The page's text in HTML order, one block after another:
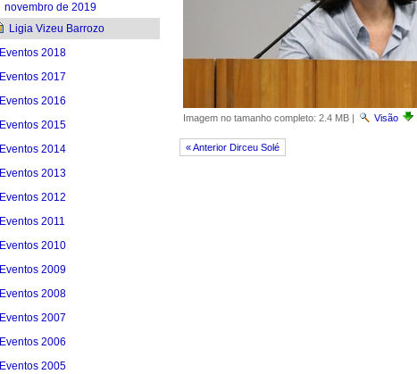
Imagem no tamanho completo: 2.4 MB| Visão
« Anterior Dirceu Solé
novembro de 2019
Ligia Vizeu Barrozo
Eventos 2018
Eventos 2017
Eventos 2016
Eventos 2015
Eventos 2014
Eventos 2013
Eventos 2012
Eventos 2011
Eventos 2010
Eventos 2009
Eventos 2008
Eventos 2007
Eventos 2006
Eventos 2005